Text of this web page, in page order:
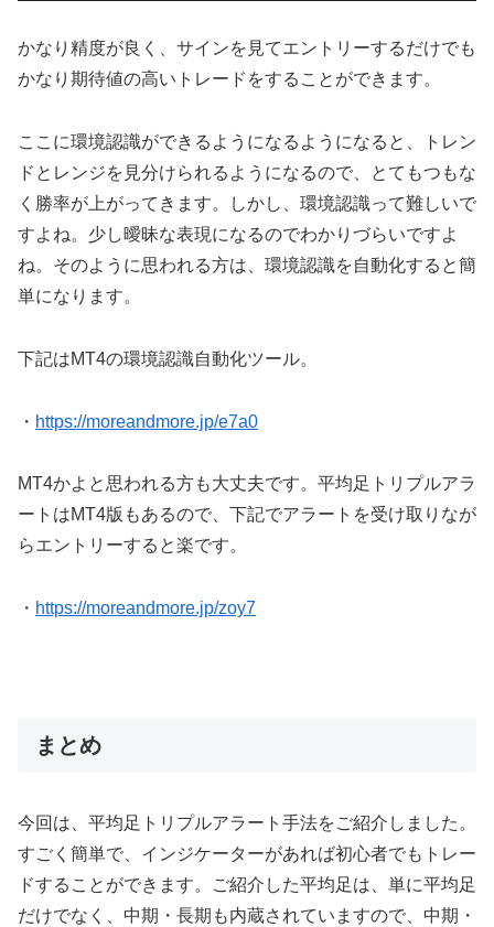
かなり精度が良く、サインを見てエントリーするだけでも
かなり期待値の高いトレードをすることができます。
ここに環境認識ができるようになるようになると、トレン
ドとレンジを見分けられるようになるので、とてもつもな
く勝率が上がってきます。しかし、環境認識って難しいで
すよね。少し曖昧な表現になるのでわかりづらいですよ
ね。そのように思われる方は、環境認識を自動化すると簡
単になります。
下記はMT4の環境認識自動化ツール。
・ https://moreandmore.jp/e7a0
MT4かよと思われる方も大丈夫です。平均足トリプルアラ
ートはMT4版もあるので、下記でアラートを受け取りなが
らエントリーすると楽です。
・ https://moreandmore.jp/zoy7
まとめ
今回は、平均足トリプルアラート手法をご紹介しました。
すごく簡単で、インジケーターがあれば初心者でもトレー
ドすることができます。ご紹介した平均足は、単に平均足
だけでなく、中期・長期も内蔵されていますので、中期・